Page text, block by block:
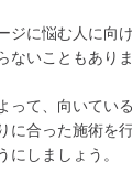
ジに悩む人に向
いこともありま
って、向いてい
に合った施術を
にしましょう。